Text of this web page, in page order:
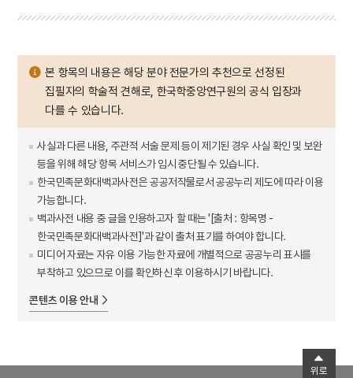
본 항목의 내용은 해당 분야 전문가의 추천으로 선정된
집필자의 학술적 견해로, 한국학중앙연구원의 공식 입장과
다를 수 있습니다.
사실과 다른 내용, 주관적 서술 문제 등이 제기된 경우 사실 확인 및 보완
등을 위해 해당 항목 서비스가 임시 중단될 수 있습니다.
한국민족문화대백과사전은 공공저작물로서 공공누리 제도에 따라 이용
가능합니다.
백과사전 내용 중 글을 인용하고자 할 때는 '[출처 : 항목명 -
한국민족문화대백과사전]'과 같이 출처 표기를 하여야 합니다.
미디어 자료는 자유 이용 가능한 자료에 개별적으로 공공누리 표시를
부착하고 있으므로 이를 확인하신 후 이용하시기 바랍니다.
콘텐츠 이용 안내
위로